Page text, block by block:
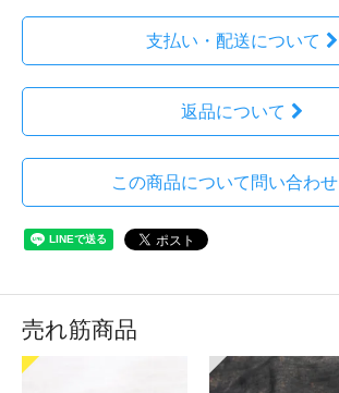
支払い・配送について
返品について
この商品について問い合わ
売れ筋商品